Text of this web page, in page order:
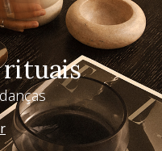
rituais